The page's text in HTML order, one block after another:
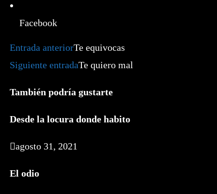
Facebook
Leer
más
artículos
Entrada anteriorTe equivocas
Siguiente entradaTe quiero mal
También podría gustarte
Desde la locura donde habito
agosto 31, 2021
El odio